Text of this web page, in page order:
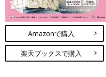
Amazonで購入
楽天ブックスで購入